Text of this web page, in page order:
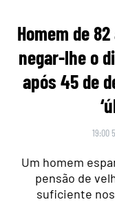
Homem de
negar-lhe o
após 45 de
19:00
Um homem
pensão de
suficiente